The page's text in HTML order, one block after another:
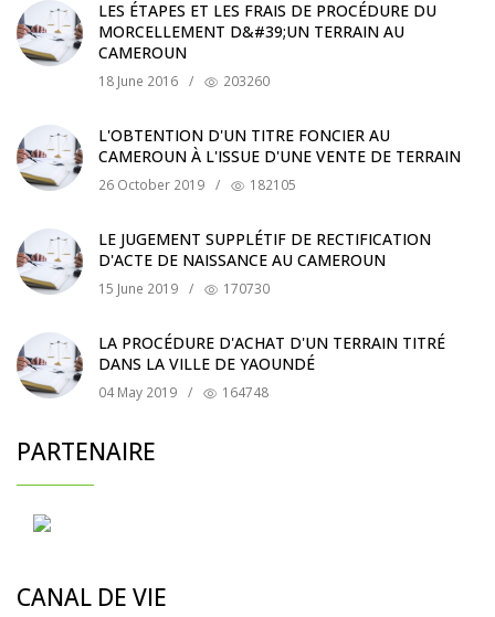
LES ÉTAPES ET LES FRAIS DE PROCÉDURE DU
MORCELLEMENT D&#39;UN TERRAIN AU
CAMEROUN
18 June 2016 / 203260
L'OBTENTION D'UN TITRE FONCIER AU
CAMEROUN À L'ISSUE D'UNE VENTE DE TERRAIN
26 October 2019 / 182105
LE JUGEMENT SUPPLÉTIF DE RECTIFICATION
D'ACTE DE NAISSANCE AU CAMEROUN
15 June 2019 / 170730
LA PROCÉDURE D'ACHAT D'UN TERRAIN TITRÉ
DANS LA VILLE DE YAOUNDÉ
04 May 2019 / 164748
PARTENAIRE
CANAL DE VIE